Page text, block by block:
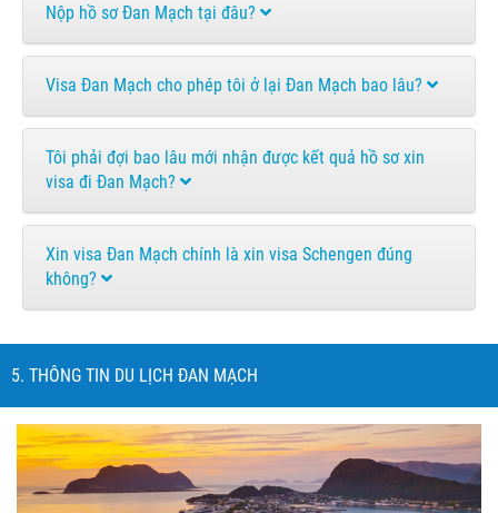
Nộp hồ sơ Đan Mạch tại đâu?
Visa Đan Mạch cho phép tôi ở lại Đan Mạch bao lâu?
Tôi phải đợi bao lâu mới nhận được kết quả hồ sơ xin
visa đi Đan Mạch?
Xin visa Đan Mạch chính là xin visa Schengen đúng
không?
5. THÔNG TIN DU LỊCH ĐAN MẠCH